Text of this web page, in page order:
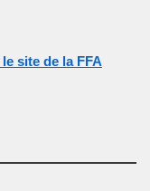
le site de la FFA